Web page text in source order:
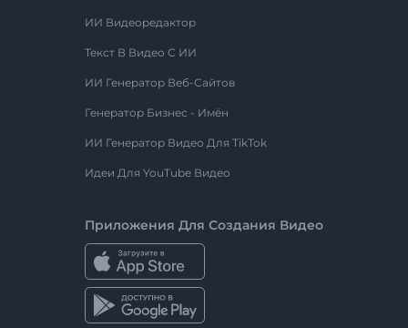
ИИ Видеоредактор
Текст В Видео С ИИ
ИИ Генератор Веб-Сайтов
Генератор Бизнес - Имён
ИИ Генератор Видео Для TikTok
Идеи Для YouTube Видео
Приложения Для Создания Видео